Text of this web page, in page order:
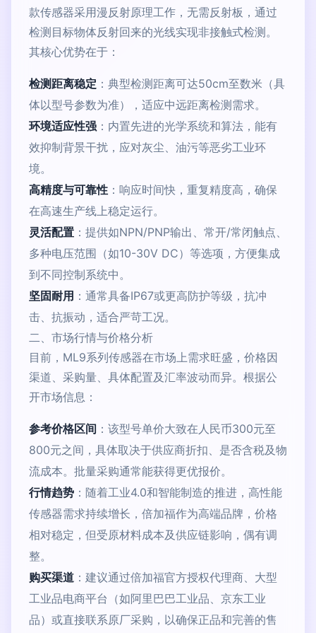
款传感器采用漫反射原理工作，无需反射板，通过
检测目标物体反射回来的光线实现非接触式检测。
其核心优势在于：
检测距离稳定 ：典型检测距离可达50cm至数米（具
体以型号参数为准），适应中远距离检测需求。
环境适应性强 ：内置先进的光学系统和算法，能有
效抑制背景干扰，应对灰尘、油污等恶劣工业环
境。
高精度与可靠性 ：响应时间快，重复精度高，确保
在高速生产线上稳定运行。
灵活配置 ：提供如NPN/PNP输出、常开/常闭触点、
多种电压范围（如10-30V DC）等选项，方便集成
到不同控制系统中。
坚固耐用 ：通常具备IP67或更高防护等级，抗冲
击、抗振动，适合严苛工况。
二、市场行情与价格分析
目前，ML9系列传感器在市场上需求旺盛，价格因
渠道、采购量、具体配置及汇率波动而异。根据公
开市场信息：
参考价格区间 ：该型号单价大致在人民币300元至
800元之间，具体取决于供应商折扣、是否含税及物
流成本。批量采购通常能获得更优报价。
行情趋势 ：随着工业4.0和智能制造的推进，高性能
传感器需求持续增长，倍加福作为高端品牌，价格
相对稳定，但受原材料成本及供应链影响，偶有调
整。
购买渠道 ：建议通过倍加福官方授权代理商、大型
工业品电商平台（如阿里巴巴工业品、京东工业
品）或直接联系原厂采购，以确保正品和完善的售